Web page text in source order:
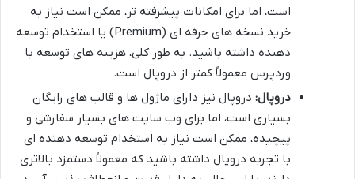
است، اما برای امکانات پیشرفته تر، ممکن است نیاز به
خرید نسخه های حرفه ای (Premium) یا استخدام توسعه
دهنده داشته باشید. به طور کلی، هزینه های توسعه با
وردپرس معمولاً کمتر از دروپال است.
دروپال: دروپال نیز دارای ماژول ها و قالب های رایگان
بسیاری است، اما برای وب سایت های بسیار سفارشی و
پیچیده، ممکن است نیاز به استخدام توسعه دهنده ای
با تجربه دروپال داشته باشید که معمولاً دستمزد بالاتری